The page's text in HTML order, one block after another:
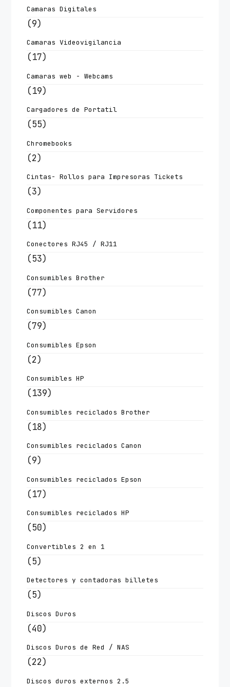
Camaras Digitales
(9)
Camaras Videovigilancia
(17)
Camaras web - Webcams
(19)
Cargadores de Portatil
(55)
Chromebooks
(2)
Cintas- Rollos para Impresoras Tickets
(3)
Componentes para Servidores
(11)
Conectores RJ45 / RJ11
(53)
Consumibles Brother
(77)
Consumibles Canon
(79)
Consumibles Epson
(2)
Consumibles HP
(139)
Consumibles reciclados Brother
(18)
Consumibles reciclados Canon
(9)
Consumibles reciclados Epson
(17)
Consumibles reciclados HP
(50)
Convertibles 2 en 1
(5)
Detectores y contadoras billetes
(5)
Discos Duros
(40)
Discos Duros de Red / NAS
(22)
Discos duros externos 2.5